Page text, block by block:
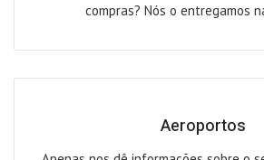
compras? Nós o entregamos
Aeroportos